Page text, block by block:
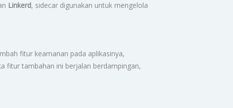
Linkerd, sidecar digunakan untuk mengelola
fitur keamanan pada aplikasinya,
fitur tambahan ini berjalan berdampingan,